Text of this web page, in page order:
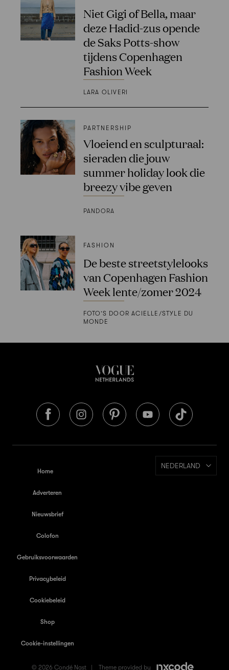
Niet Gigi of Bella, maar
deze Hadid-zus opende
de Saks Potts-show
tijdens Copenhagen
Fashion Week
LARA OLIVERI
PARTNERSHIP
Vloeiend en sculpturaal:
sieraden die jouw
summer holiday look die
breezy vibe geven
PANDORA
FASHION
De beste streetstylelooks
van Copenhagen Fashion
Week lente/zomer 2024
FOTO’S DOOR ACIELLE/STYLE DU
MONDE
Home
Adverteren
Nieuwsbrief
Colofon
Gebruiksvoorwaarden
Privacybeleid
Cookiebeleid
Shop
Cookie-instellingen
NEDERLAND
© 2026 Condé Nast | Theme provided by